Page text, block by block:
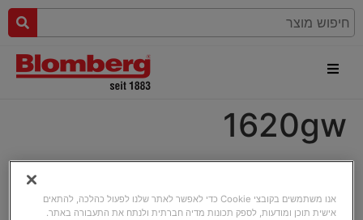
1620gw
אנו משתמשים בקובצי Cookie כדי לאפשר לאתר שלנו לפעול כהלכה, להתאים
אישית תוכן ומודעות, לספק תכונות מדיה חברתית ולנתח את התעבורה באתר.